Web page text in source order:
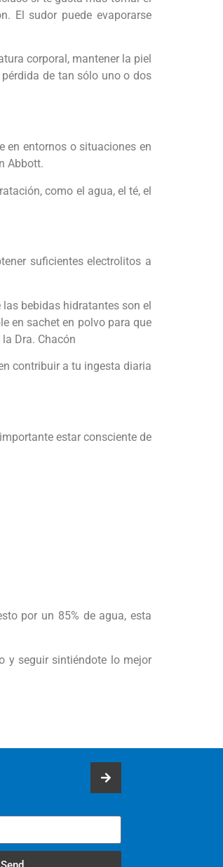
El sudor puede evaporarse
corporal, mantener la piel
de tan sólo uno o dos
en entornos o situaciones en
Abbott.
como el agua, el té, el
suficientes electrolitos a
bebidas hidratantes son el
en sachet en polvo para que
Dra. Chacón
contribuir a tu ingesta diaria
estar consciente de
por un 85% de agua, esta
y seguir sintiéndote lo mejor